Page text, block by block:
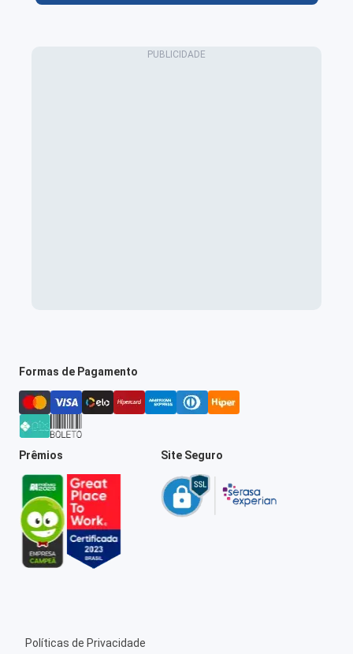
Formas de Pagamento
Prêmios Site Seguro
Políticas de Privacidade